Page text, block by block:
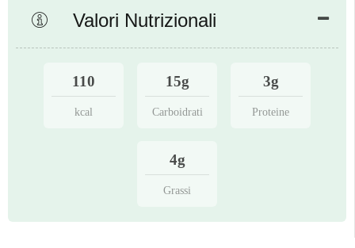
Valori Nutrizionali
110
kcal
15g
Carboidrati
3g
Proteine
4g
Grassi